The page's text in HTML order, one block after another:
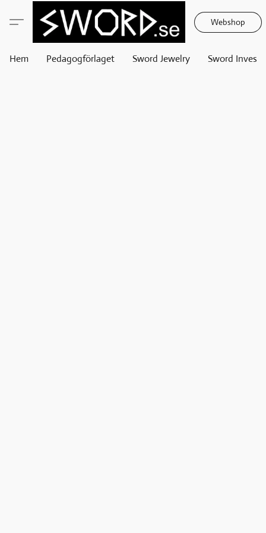
Webshop
Hem Pedagogförlaget Sword Jewelry Sword Invest